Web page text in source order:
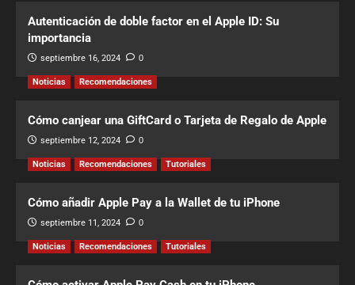
Autenticación de doble factor en el Apple ID: Su
importancia
septiembre 16, 2024 0
Noticias Recomendaciones
Cómo canjear una GiftCard o Tarjeta de Regalo de Apple
septiembre 12, 2024 0
Noticias Recomendaciones Tutoriales
Cómo añadir Apple Pay a la Wallet de tu iPhone
septiembre 11, 2024 0
Noticias Recomendaciones Tutoriales